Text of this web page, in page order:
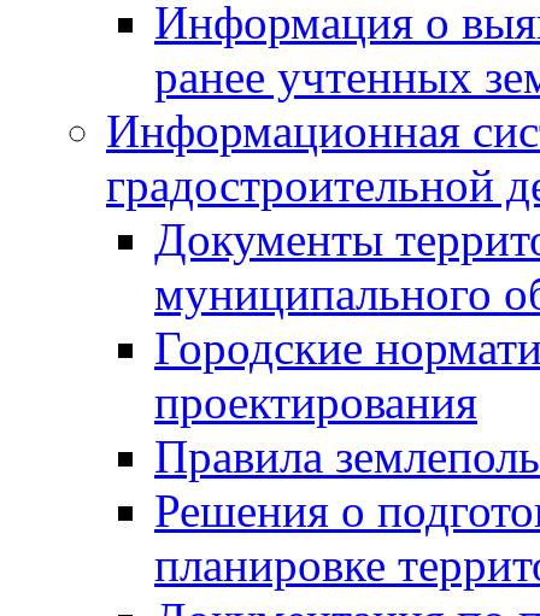
Информация о
ранее учтенных
Информационная
градостроительной
Документы
муниципального
Городские
проектирования
Правила
Решения о
планировке